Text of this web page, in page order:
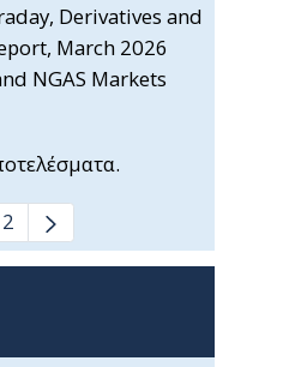
Derivatives and
March 2026
NGAS Markets
2